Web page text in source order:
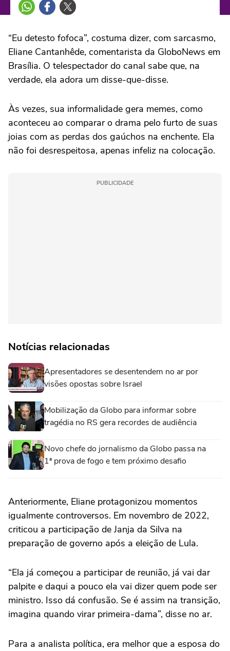
“Eu detesto fofoca”, costuma dizer, com sarcasmo,
Eliane Cantanhêde, comentarista da GloboNews em
Brasília. O telespectador do canal sabe que, na
verdade, ela adora um disse-que-disse.
Às vezes, sua informalidade gera memes, como
aconteceu ao comparar o drama pelo furto de suas
joias com as perdas dos gaúchos na enchente. Ela
não foi desrespeitosa, apenas infeliz na colocação.
PUBLICIDADE
Notícias relacionadas
Apresentadores se desentendem no ar por
visões opostas sobre Israel
Mobilização da Globo para informar sobre
tragédia no RS gera recordes de audiência
Novo chefe do jornalismo da Globo passa na
1ª prova de fogo e tem próximo desafio
Anteriormente, Eliane protagonizou momentos
igualmente controversos. Em novembro de 2022,
criticou a participação de Janja da Silva na
preparação de governo após a eleição de Lula.
“Ela já começou a participar de reunião, já vai dar
palpite e daqui a pouco ela vai dizer quem pode ser
ministro. Isso dá confusão. Se é assim na transição,
imagina quando virar primeira-dama”, disse no ar.
Para a analista política, era melhor que a esposa do